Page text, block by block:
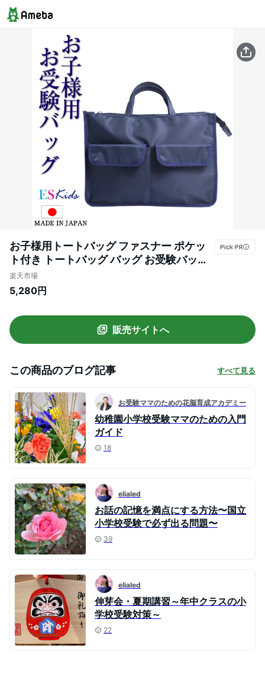
お子様用トートバッグ ファスナー ポケッ
ト付き トートバッグ バッグ お受験バッグ
紺 ネイビー お受験 面接 学校説明会 学校訪
問 小学校 幼稚園 保育園 通園 通学 習い事
ング加工 日本製 JJ-004
楽天市場
5,280円
販売サイトへ
この商品のブログ記事 すべて見る
お受験ママのための花脳育成アカデミー
幼稚園小学校受験ママのための入門
ガイド
18
elialed
お話の記憶を満点にする方法〜国立
小学校受験で必ず出る問題〜
39
elialed
伸芽会・夏期講習～年中クラスの小
学校受験対策～
22